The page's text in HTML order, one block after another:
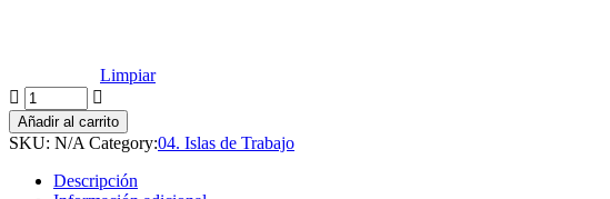
Limpiar
Añadir al carrito
SKU: N/A Category:04. Islas de Trabajo
Descripción